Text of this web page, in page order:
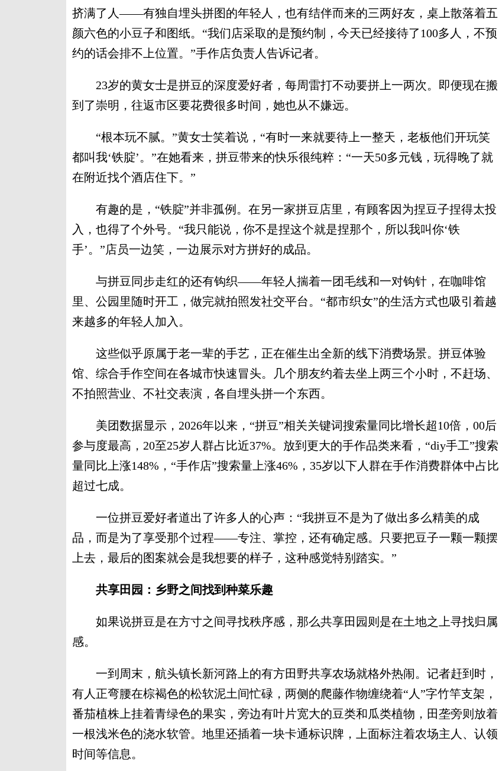
挤满了人——有独自埋头拼图的年轻人，也有结伴而来的三两好友，桌上散落着五
颜六色的小豆子和图纸。“我们店采取的是预约制，今天已经接待了100多人，不预
约的话会排不上位置。”手作店负责人告诉记者。
23岁的黄女士是拼豆的深度爱好者，每周雷打不动要拼上一两次。即便现在搬
到了崇明，往返市区要花费很多时间，她也从不嫌远。
“根本玩不腻。”黄女士笑着说，“有时一来就要待上一整天，老板他们开玩笑
都叫我‘铁腚’。”在她看来，拼豆带来的快乐很纯粹：“一天50多元钱，玩得晚了就
在附近找个酒店住下。”
有趣的是，“铁腚”并非孤例。在另一家拼豆店里，有顾客因为捏豆子捏得太投
入，也得了个外号。“我只能说，你不是捏这个就是捏那个，所以我叫你‘铁
手’。”店员一边笑，一边展示对方拼好的成品。
与拼豆同步走红的还有钩织——年轻人揣着一团毛线和一对钩针，在咖啡馆
里、公园里随时开工，做完就拍照发社交平台。“都市织女”的生活方式也吸引着越
来越多的年轻人加入。
这些似乎原属于老一辈的手艺，正在催生出全新的线下消费场景。拼豆体验
馆、综合手作空间在各城市快速冒头。几个朋友约着去坐上两三个小时，不赶场、
不拍照营业、不社交表演，各自埋头拼一个东西。
美团数据显示，2026年以来，“拼豆”相关关键词搜索量同比增长超10倍，00后
参与度最高，20至25岁人群占比近37%。放到更大的手作品类来看，“diy手工”搜索
量同比上涨148%，“手作店”搜索量上涨46%，35岁以下人群在手作消费群体中占比
超过七成。
一位拼豆爱好者道出了许多人的心声：“我拼豆不是为了做出多么精美的成
品，而是为了享受那个过程——专注、掌控，还有确定感。只要把豆子一颗一颗摆
上去，最后的图案就会是我想要的样子，这种感觉特别踏实。”
共享田园：乡野之间找到种菜乐趣
如果说拼豆是在方寸之间寻找秩序感，那么共享田园则是在土地之上寻找归属
感。
一到周末，航头镇长新河路上的有方田野共享农场就格外热闹。记者赶到时，
有人正弯腰在棕褐色的松软泥土间忙碌，两侧的爬藤作物缠绕着“人”字竹竿支架，
番茄植株上挂着青绿色的果实，旁边有叶片宽大的豆类和瓜类植物，田垄旁则放着
一根浅米色的浇水软管。地里还插着一块卡通标识牌，上面标注着农场主人、认领
时间等信息。